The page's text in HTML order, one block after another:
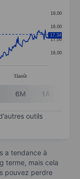
categories.
Data ranges
31août
16,00
17,00
18,00
19,00
17,34
6M 1A
outils
a tendance à
terme, mais cela
pouvez perdre